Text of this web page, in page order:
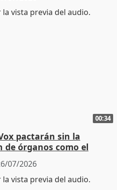
00:34
pactarán sin la
de órganos como el
07/2026